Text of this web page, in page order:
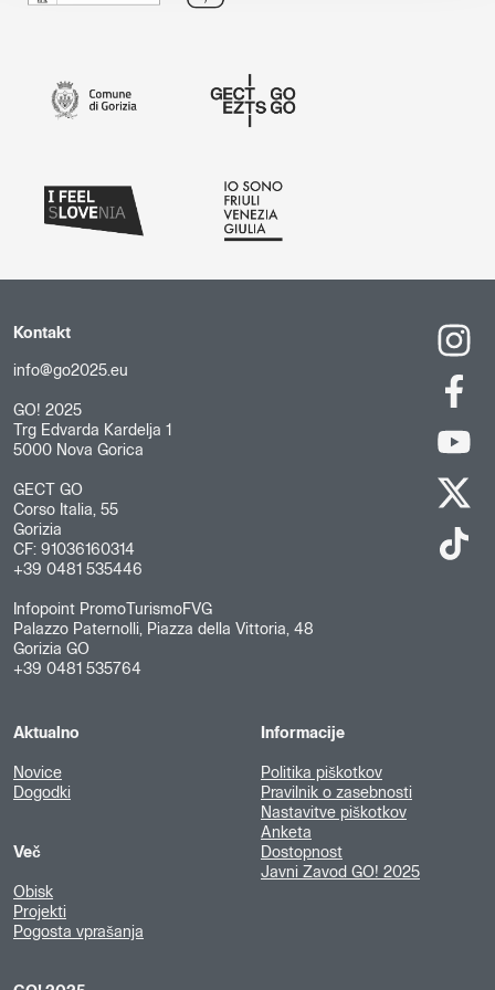
Kontakt
info@go2025.eu
GO! 2025
Trg Edvarda Kardelja 1
5000 Nova Gorica
GECT GO
Corso Italia, 55
Gorizia
CF: 91036160314
+39 0481 535446
Infopoint PromoTurismoFVG
Palazzo Paternolli, Piazza della Vittoria, 48
Gorizia GO
+39 0481 535764
Aktualno
Novice
Dogodki
Več
Obisk
Projekti
Pogosta vprašanja
Informacije
Politika piškotkov
Pravilnik o zasebnosti
Nastavitve piškotkov
Anketa
Dostopnost
Javni Zavod GO! 2025